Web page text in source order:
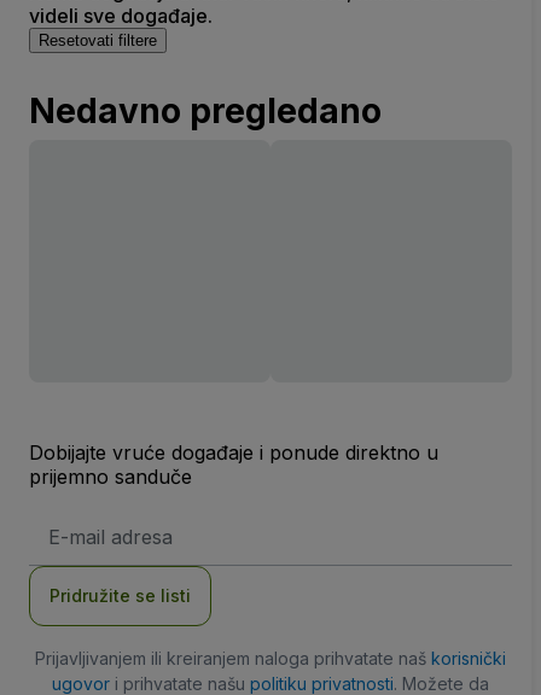
videli sve događaje.
Resetovati filtere
Nedavno pregledano
Dobijajte vruće događaje i ponude direktno u
prijemno sanduče
mail
Pridružite se listi
Prijavljivanjem ili kreiranjem naloga prihvatate naš korisnički
ugovor i prihvatate našu politiku privatnosti. Možete da